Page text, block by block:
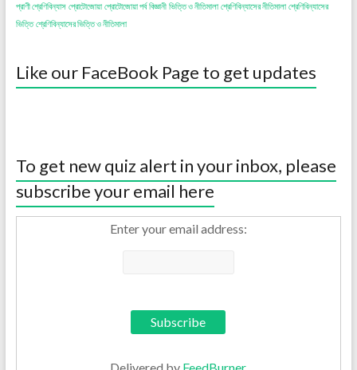
প্রাণী শ্রেণিবিন্যাস প্রোটোজোয়া প্রোটোজোয়া পর্ব বিজ্ঞানী ভিত্তি ও নীতিমালা শ্রেণিবিন্যাসের নীতিমালা শ্রেণিবিন্যাসের
ভিত্তি শ্রেণিবিন্যাসের ভিত্তি ও নীতিমালা
Like our FaceBook Page to get updates
To get new quiz alert in your inbox, please
subscribe your email here
Enter your email address: